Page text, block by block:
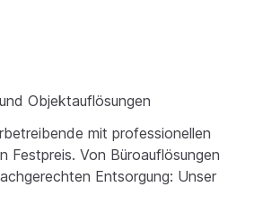
Objektauflösungen
mit professionellen
Festpreis. Von Büroauflösungen
Entsorgung: Unser